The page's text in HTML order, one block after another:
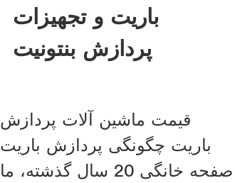
باریت و تجهیزات
پردازش بنتونیت
قیمت ماشین آلات پردازش
باریت چگونگی پردازش باریت
صفحه خانگی 20 سال گذشته، ما